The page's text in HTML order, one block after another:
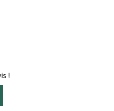
!